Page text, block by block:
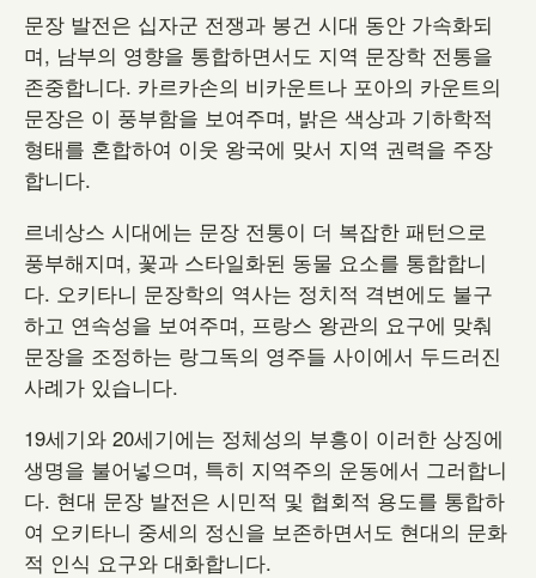
문장 발전은 십자군 전쟁과 봉건 시대 동안 가속화되
며, 남부의 영향을 통합하면서도 지역 문장학 전통을
존중합니다. 카르카손의 비카운트나 포아의 카운트의
문장은 이 풍부함을 보여주며, 밝은 색상과 기하학적
형태를 혼합하여 이웃 왕국에 맞서 지역 권력을 주장
합니다.
르네상스 시대에는 문장 전통이 더 복잡한 패턴으로
풍부해지며, 꽃과 스타일화된 동물 요소를 통합합니
다. 오키타니 문장학의 역사는 정치적 격변에도 불구
하고 연속성을 보여주며, 프랑스 왕관의 요구에 맞춰
문장을 조정하는 랑그독의 영주들 사이에서 두드러진
사례가 있습니다.
19세기와 20세기에는 정체성의 부흥이 이러한 상징에
생명을 불어넣으며, 특히 지역주의 운동에서 그러합니
다. 현대 문장 발전은 시민적 및 협회적 용도를 통합하
여 오키타니 중세의 정신을 보존하면서도 현대의 문화
적 인식 요구와 대화합니다.